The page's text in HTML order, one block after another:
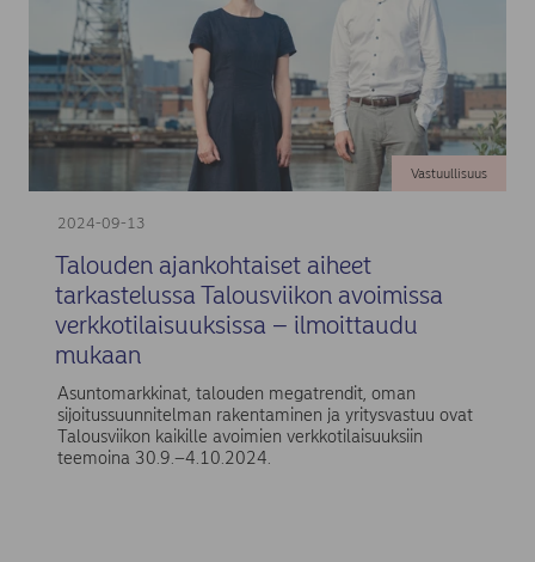
2024-09-13
Vastuullisuus
Talouden ajankohtaiset aiheet
tarkastelussa Talousviikon avoimissa
verkkotilaisuuksissa – ilmoittaudu
mukaan
Asuntomarkkinat, talouden megatrendit, oman
sijoitussuunnitelman rakentaminen ja yritysvastuu ovat
Talousviikon kaikille avoimien verkkotilaisuuksiin
teemoina 30.9.–4.10.2024.